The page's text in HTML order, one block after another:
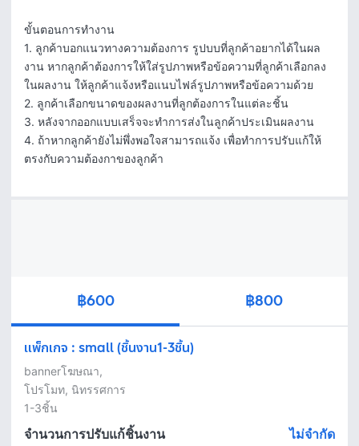
ขั้นตอนการทำงาน
1. ลูกค้าบอกแนวทางความต้องการ รูปบบที่ลูกค้าอยากได้ในผล
งาน หากลูกค้าต้องการให้ใส่รูปภาพหรือข้อความที่ลูกค้าเลือกลง
ในผลงาน ให้ลูกค้าแจ้งหรือแนบไฟล์รูปภาพหรือข้อความด้วย
2. ลูกค้าเลือกขนาดของผลงานที่ลูกต้องการในแต่ละชิ้น
3. หลังจากออกแบบเสร็จจะทำการส่งในลูกค้าประเมินผลงาน
4. ถ้าหากลูกค้ายังไม่พึ่งพอใจสามารถแจ้ง เพื่อทำการปรับแก้ให้
ตรงกับความต้องกาของลูกค้า
฿600 ฿800
แพ็กเกจ : small (ชิ้นงาน1-3ชิ้น)
bannerโฆษณา,
โปรโมท, นิทรรศการ
1-3ชิ้น
จำนวนการปรับแก้ชิ้นงาน
ไม่จำกัด